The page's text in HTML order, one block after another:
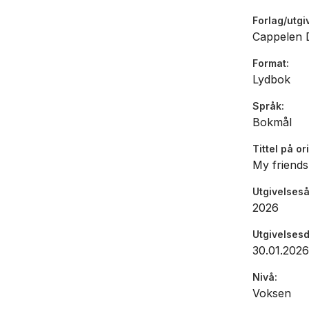
Forlag/
Cappelen
Format
Lydbok
Språk
Bokmål
Tittel på
My friends
2026
30.01.2026
Nivå
Voksen